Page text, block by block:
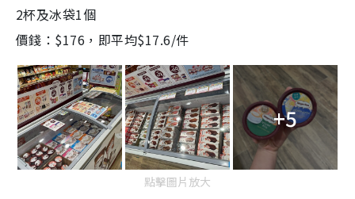
2杯及冰袋1個
價錢：$176，即平均$17.6/件
+5
點擊圖片放大